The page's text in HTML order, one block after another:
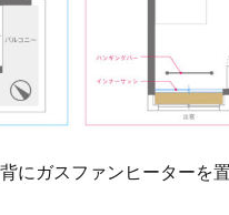
にガスファンヒーターを